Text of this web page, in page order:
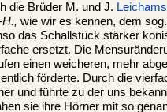
die Brüder M. und J.
H., wie wir es kennen, dem
das Schallstück stärker
ersetzt. Die
einen weicheren, mehr
förderte. Durch die
und führte zu der uns
sie ihre Hörner mit so